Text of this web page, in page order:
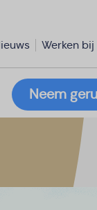
Werken bij
Neem